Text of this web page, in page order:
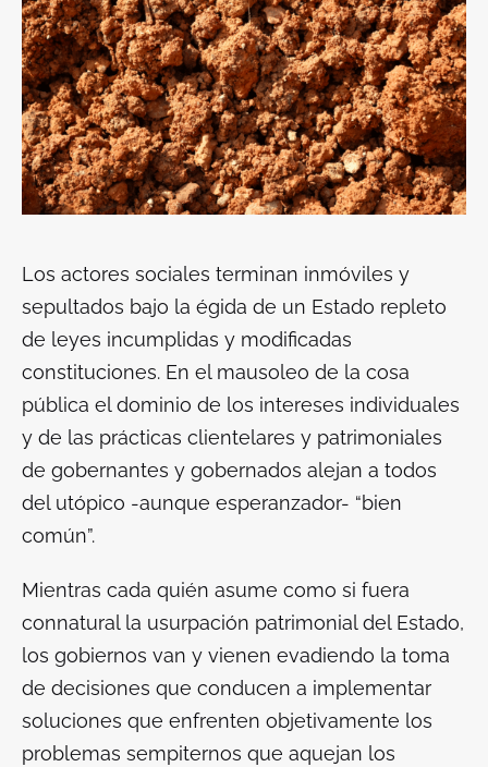
Los actores sociales terminan inmóviles y
sepultados bajo la égida de un Estado repleto
de leyes incumplidas y modificadas
constituciones. En el mausoleo de la cosa
pública el dominio de los intereses individuales
y de las prácticas clientelares y patrimoniales
de gobernantes y gobernados alejan a todos
del utópico -aunque esperanzador- “bien
común”.
Mientras cada quién asume como si fuera
connatural la usurpación patrimonial del Estado,
los gobiernos van y vienen evadiendo la toma
de decisiones que conducen a implementar
soluciones que enfrenten objetivamente los
problemas sempiternos que aquejan los